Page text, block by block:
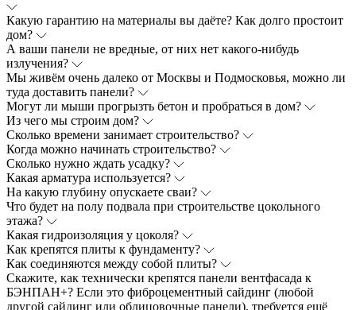
Какую гарантию на материалы вы даёте? Как долго простоит
дом?
А ваши панели не вредные, от них нет какого-нибудь
излучения?
Мы живём очень далеко от Москвы и Подмосковья, можно ли
туда доставить панели?
Могут ли мыши прогрызть бетон и пробраться в дом?
Из чего мы строим дом?
Сколько времени занимает строительство?
Когда можно начинать строительство?
Сколько нужно ждать усадку?
Какая арматура используется?
На какую глубину опускаете сваи?
Что будет на полу подвала при строительстве цокольного
этажа?
Какая гидроизоляция у цоколя?
Как крепятся плиты к фундаменту?
Как соединяются между собой плиты?
Скажите, как технически крепятся панели вентфасада к
БЭНПАН+? Если это фиброцементный сайдинг (любой
другой сайдинг или облицовочные панели), требуется ещё